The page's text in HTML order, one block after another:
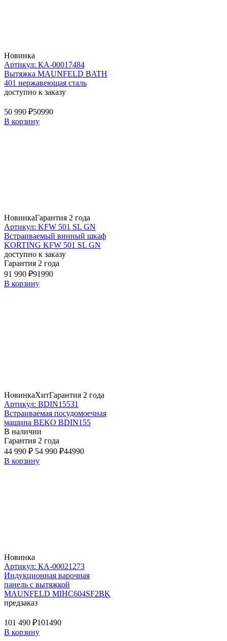
Новинка
Артикул: КА-00017484
Вытяжка MAUNFELD BATH
401 нержавеющая сталь
доступно к заказу
50 990 ₽50990
В корзину
НовинкаГарантия 2 года
Артикул: KFW 501 SL GN
Встраиваемый винный шкаф
KORTING KFW 501 SL GN
доступно к заказу
Гарантия 2 года
91 990 ₽91990
В корзину
НовинкаХитГарантия 2 года
Артикул: BDIN15531
Встраиваемая посудомоечная
машина BEKO BDIN155
В наличии
Гарантия 2 года
44 990 ₽ 54 990 ₽44990
В корзину
Новинка
Артикул: КА-00021273
Индукционная варочная
панель с вытяжкой
MAUNFELD MIHC604SF2BK
предзаказ
101 490 ₽101490
В корзину